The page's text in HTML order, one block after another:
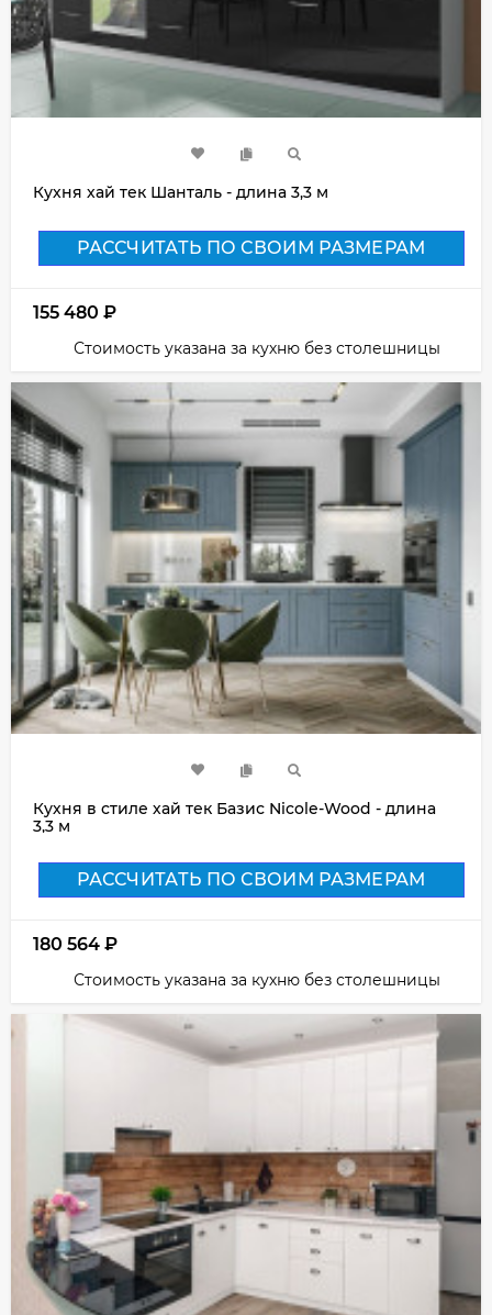
Кухня хай тек Шанталь - длина 3,3 м
РАССЧИТАТЬ ПО СВОИМ РАЗМЕРАМ
155 480 ₽
Стоимость указана за кухню без столешницы
Кухня в стиле хай тек Базис Nicole-Wood - длина
3,3 м
РАССЧИТАТЬ ПО СВОИМ РАЗМЕРАМ
180 564 ₽
Стоимость указана за кухню без столешницы